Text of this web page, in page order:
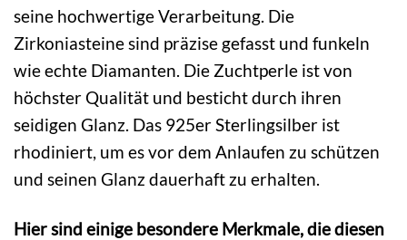
seine hochwertige Verarbeitung. Die
Zirkoniasteine sind präzise gefasst und funkeln
wie echte Diamanten. Die Zuchtperle ist von
höchster Qualität und besticht durch ihren
seidigen Glanz. Das 925er Sterlingsilber ist
rhodiniert, um es vor dem Anlaufen zu schützen
und seinen Glanz dauerhaft zu erhalten.
Hier sind einige besondere Merkmale, die diesen